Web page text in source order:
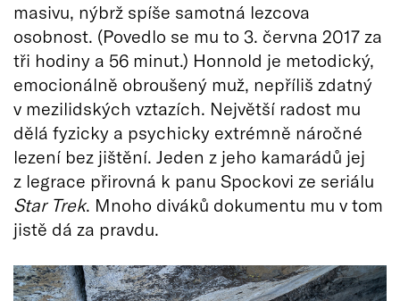
masivu, nýbrž spíše samotná lezcova
osobnost. (Povedlo se mu to 3. června 2017 za
tři hodiny a 56 minut.) Honnold je metodický,
emocionálně obroušený muž, nepříliš zdatný
v mezilidských vztazích. Největší radost mu
dělá fyzicky a psychicky extrémně náročné
lezení bez jištění. Jeden z jeho kamarádů jej
z legrace přirovná k panu Spockovi ze seriálu
Star Trek. Mnoho diváků dokumentu mu v tom
jistě dá za pravdu.